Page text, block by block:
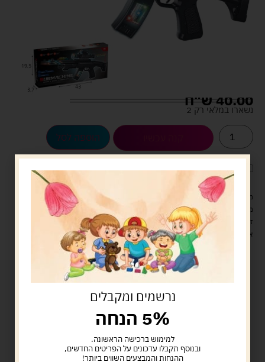
40.00ש"ח
נשארו במלאי רק 2
הוספה לסל
לארוז את המוצר באריזת מתנה5.00 ש"ח ?
מעל 329 ש"ח, משלוח עם שליח עד הבית חינם! – 0 ₪
משלוח עם שליח עד הבית: 29 ש"ח
זמן אספקה: עד 4 ימי עסקים.
איסוף עצמי: מ"ביתר טויס" רחוב בניין דוד 18, ביתר עילית.
נרשמים ומקבלים
5% הנחה
למימוש ברכישה הראשונה.
ובנוסף תקבלו עדכונים על הפריטים החדשים,
ההנחות והמבצעים השווים ביותר!